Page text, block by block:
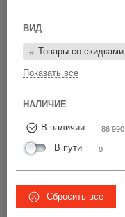
ВИД
Товары со скидками
Показать все
НАЛИЧИЕ
В наличии 86 990
В пути 0
Сбросить все